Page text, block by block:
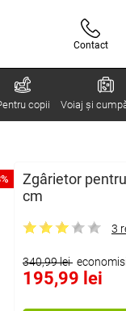
Contact
copii Voiaj și
Zgârietor
cm
3
340,99 lei
195,99 lei